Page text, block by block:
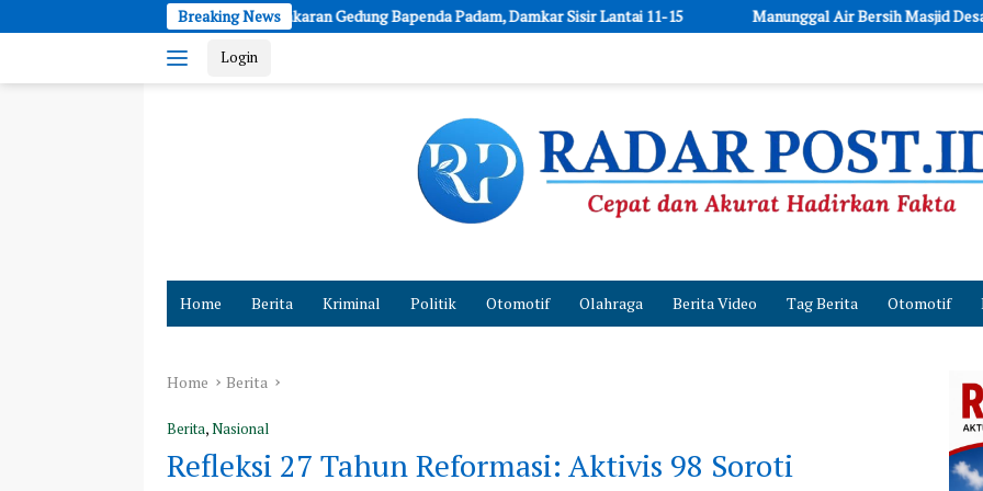
to
Breaking News
Kebakaran Gedung Bapenda Padam, Damkar Sisir Lantai 11-15 Manunggal Air Bersih Masjid Desa Polewali Rampung,
Login
Home Berita Kriminal Politik Otomotif Olahraga Berita Video Tag Berita Otomotif
Home Berita
Berita,Nasional
Refleksi 27 Tahun Reformasi: Aktivis 98 Soroti